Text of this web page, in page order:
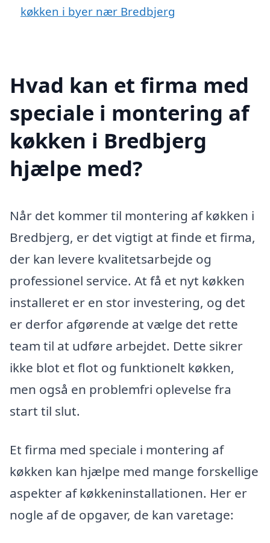
køkken i byer nær Bredbjerg
Hvad kan et firma med
speciale i montering af
køkken i Bredbjerg
hjælpe med?
Når det kommer til montering af køkken i
Bredbjerg, er det vigtigt at finde et firma,
der kan levere kvalitetsarbejde og
professionel service. At få et nyt køkken
installeret er en stor investering, og det
er derfor afgørende at vælge det rette
team til at udføre arbejdet. Dette sikrer
ikke blot et flot og funktionelt køkken,
men også en problemfri oplevelse fra
start til slut.
Et firma med speciale i montering af
køkken kan hjælpe med mange forskellige
aspekter af køkkeninstallationen. Her er
nogle af de opgaver, de kan varetage: